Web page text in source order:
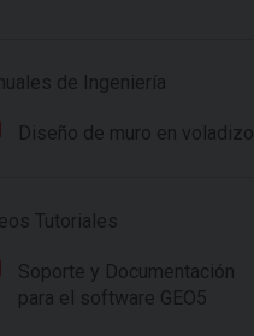
de Ingeniería
Diseño de muro en voladizo
Tutoriales
Soporte y Documentación
para el software GEO5